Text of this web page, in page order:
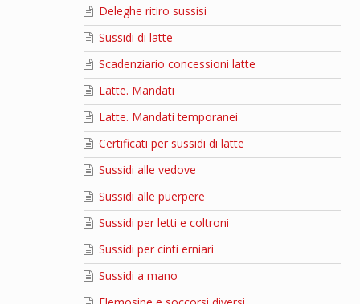
Deleghe ritiro sussisi
Sussidi di latte
Scadenziario concessioni latte
Latte. Mandati
Latte. Mandati temporanei
Certificati per sussidi di latte
Sussidi alle vedove
Sussidi alle puerpere
Sussidi per letti e coltroni
Sussidi per cinti erniari
Sussidi a mano